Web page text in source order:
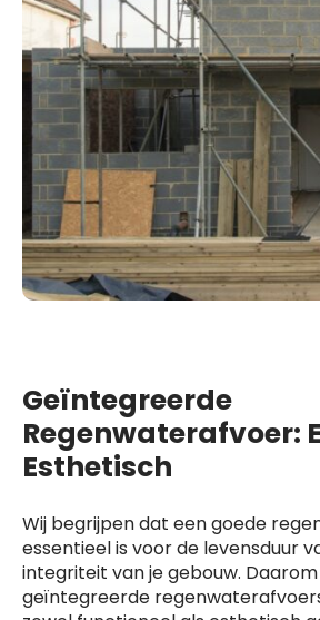
Geïntegreerde
Regenwaterafvoer:
Esthetisch
Wij begrijpen dat een goede
essentieel is voor de levensduur
integriteit van je gebouw.
geïntegreerde